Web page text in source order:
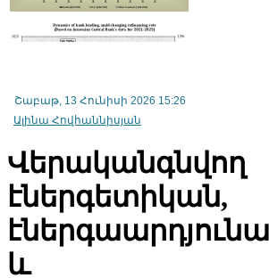
Հայաստանի բանկերի միության նախագահը
առևտրային բանկերի բաժնետոմսերի
շահաբաժինների հարկման ռիսկերը
Շաբաթ, 13 Հունիսի 2026 15:26
Ալինա Հովհաննիսյան
Վերականգնվող
էներգետիկան,
և